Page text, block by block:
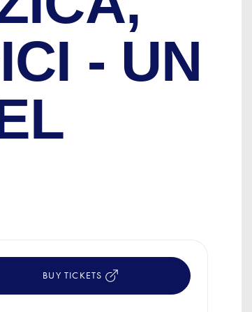
- UN
BUY TICKETS